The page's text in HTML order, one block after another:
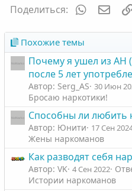
т
в
н
ы
й
г
о
л
с
Поделиться:
Похожие темы
Почему я ушел из
после 5 лет
Автор: Serg_AS 30 Июн
Бросаю наркотики!
Способны ли любить
Автор: Юнити 17 Сен
Жены наркоманов
Как разводят себя
Автор: VK 4 Сен 2022
Истории наркоманов